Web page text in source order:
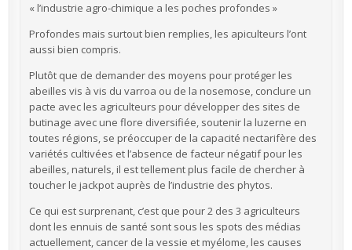
« l’industrie agro-chimique a les poches profondes »
Profondes mais surtout bien remplies, les apiculteurs l’ont
aussi bien compris.
Plutôt que de demander des moyens pour protéger les
abeilles vis à vis du varroa ou de la nosemose, conclure un
pacte avec les agriculteurs pour développer des sites de
butinage avec une flore diversifiée, soutenir la luzerne en
toutes régions, se préoccuper de la capacité nectarifère des
variétés cultivées et l’absence de facteur négatif pour les
abeilles, naturels, il est tellement plus facile de chercher à
toucher le jackpot auprès de l’industrie des phytos.
Ce qui est surprenant, c’est que pour 2 des 3 agriculteurs
dont les ennuis de santé sont sous les spots des médias
actuellement, cancer de la vessie et myélome, les causes